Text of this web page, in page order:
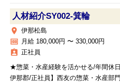
人材紹介SY002‐箕輪
place 伊那松島
money 月給 180,000円 〜 330,000円
assignment_ind 正社員
★惣菜・水産経験を活かせる/年間休
伊那郡/正社員】西友の惣菜・水産部